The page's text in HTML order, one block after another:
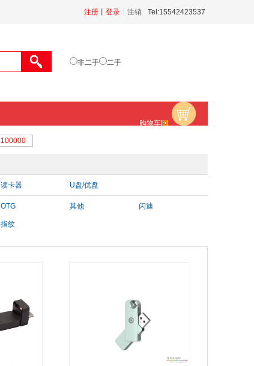
Tel:15542423537
注销
注册 登录
非二手 二手
购物车
读卡器 U盘/优盘
OTG 其他 闪迪
指纹